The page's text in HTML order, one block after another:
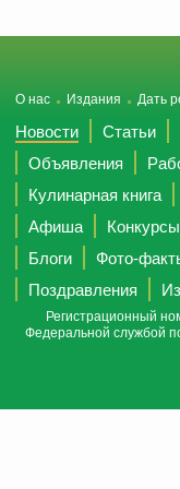
О нас Издания Дать
Новости Статьи
Объявления
Кулинарная книга
Афиша
Конкурсы
Блоги
Фото-
Поздравления
Регистрационный
Федеральной службой